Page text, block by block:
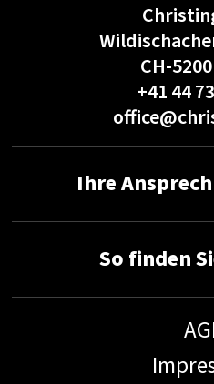
CH-
+41 44
Ihre
So finden